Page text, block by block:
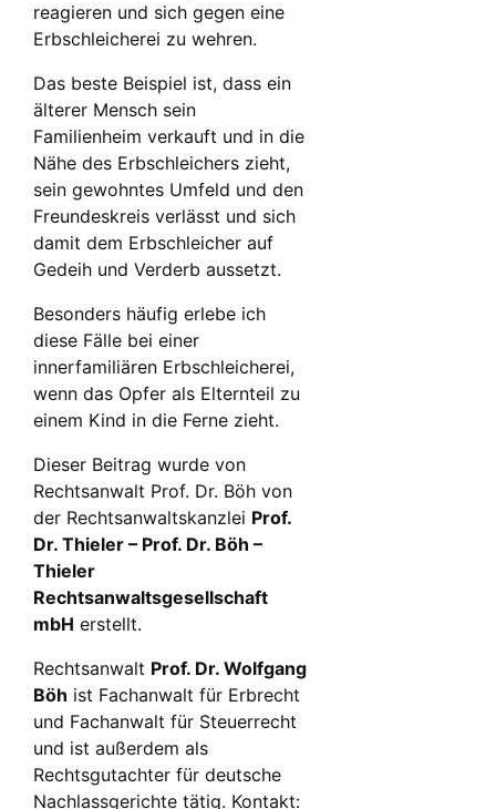
reagieren und sich gegen eine
Erbschleicherei zu wehren.
Das beste Beispiel ist, dass ein
älterer Mensch sein
Familienheim verkauft und in die
Nähe des Erbschleichers zieht,
sein gewohntes Umfeld und den
Freundeskreis verlässt und sich
damit dem Erbschleicher auf
Gedeih und Verderb aussetzt.
Besonders häufig erlebe ich
diese Fälle bei einer
innerfamiliären Erbschleicherei,
wenn das Opfer als Elternteil zu
einem Kind in die Ferne zieht.
Dieser Beitrag wurde von
Rechtsanwalt Prof. Dr. Böh von
der Rechtsanwaltskanzlei Prof.
Dr. Thieler – Prof. Dr. Böh –
Thieler
Rechtsanwaltsgesellschaft
mbH erstellt.
Rechtsanwalt Prof. Dr. Wolfgang
Böh ist Fachanwalt für Erbrecht
und Fachanwalt für Steuerrecht
und ist außerdem als
Rechtsgutachter für deutsche
Nachlassgerichte tätig. Kontakt: